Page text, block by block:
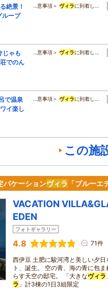
絶景！
ループ
…意事項＞ ヴィラに到着し…
じゃも
でのん
…意事項＞ ヴィラに到着し…
で温泉
イ楽し
…意事項＞ ヴィラに到着し…
この施
バケーションヴィラ 「ブルーエ
VACATION
EDEN
フォトギャラリー
4.8 71件
西伊豆 土肥に駿河湾と美しい夕
ト、誕生。 空の青、海の青に包
らす天空の邸宅。 「大きなヴィラ
ラ 」計3棟の1日3組限定